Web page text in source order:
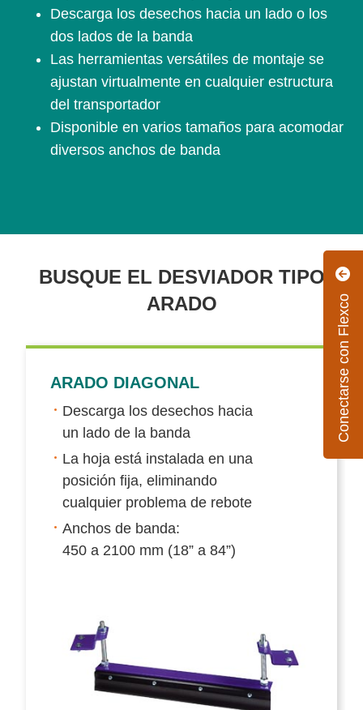
Conectarse con Flexco
Descarga los desechos hacia un lado o los
dos lados de la banda
Las herramientas versátiles de montaje se
ajustan virtualmente en cualquier estructura
del transportador
Disponible en varios tamaños para acomodar
diversos anchos de banda
BUSQUE EL DESVIADOR TIPO
ARADO
ARADO DIAGONAL
Descarga los desechos hacia
un lado de la banda
La hoja está instalada en una
posición fija, eliminando
cualquier problema de rebote
Anchos de banda:
450 a 2100 mm (18” a 84”)